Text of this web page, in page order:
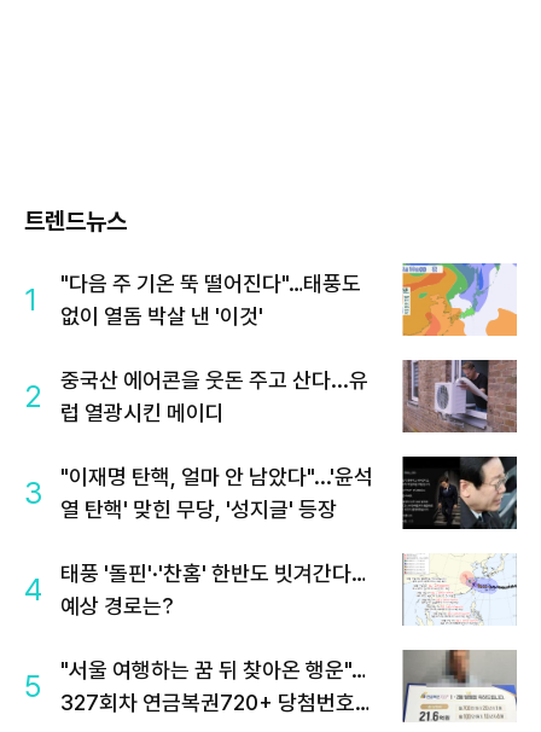
트렌드뉴스
1
"다음 주 기온 뚝 떨어진다"…태풍도
없이 열돔 박살 낸 '이것'
2
중국산 에어콘을 웃돈 주고 산다...유
럽 열광시킨 메이디
3
"이재명 탄핵, 얼마 안 남았다"...'윤석
열 탄핵' 맞힌 무당, '성지글' 등장
4
태풍 '돌핀'·'찬홈' 한반도 빗겨간다…
예상 경로는?
5
"서울 여행하는 꿈 뒤 찾아온 행운"…
327회차 연금복권720+ 당첨번호조